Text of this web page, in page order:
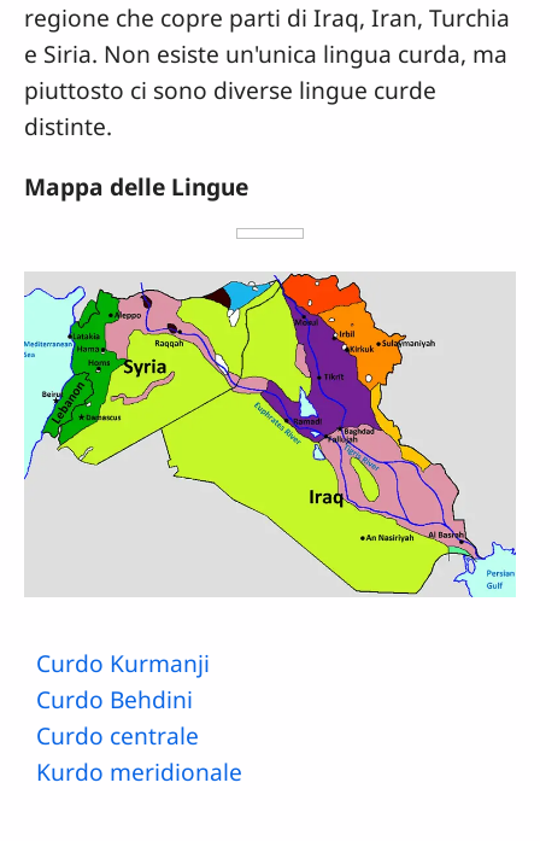
regione che copre parti di Iraq, Iran, Turchia
e Siria. Non esiste un'unica lingua curda, ma
piuttosto ci sono diverse lingue curde
distinte.
Mappa delle Lingue
Curdo Kurmanji
Curdo Behdini
Curdo centrale
Kurdo meridionale